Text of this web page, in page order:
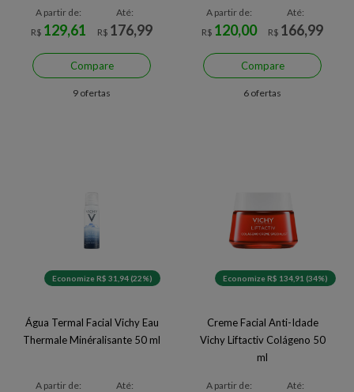
A partir de:
R$ 129,61
Até:
R$ 176,99
Compare
9 ofertas
A partir de:
R$ 120,00
Até:
R$ 166,99
Compare
6 ofertas
Economize R$ 31,94 (22%)
Água Termal Facial Vichy Eau
Thermale Minéralisante 50 ml
A partir de:
Até:
Economize R$ 134,91 (34%)
Creme Facial Anti-Idade
Vichy Liftactiv Colágeno 50
ml
A partir de:
Até: